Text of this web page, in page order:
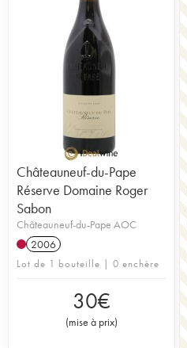
Châteauneuf-du-Pape
Réserve Domaine Roger
Sabon
Châteauneuf-du-Pape AOC
2006
Lot de 1 bouteille | 0 enchère
30€
(mise à prix)